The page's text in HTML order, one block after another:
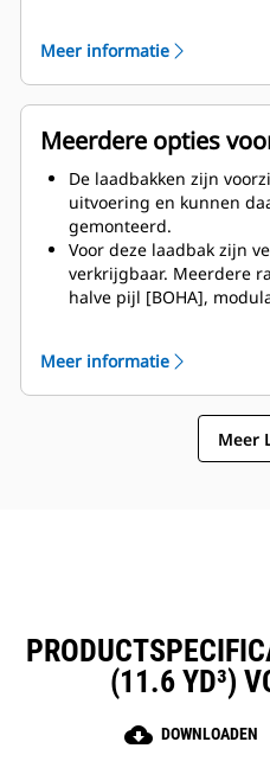
gewicht, waardoor de
verbeteren.
Cat GET biedt
concurrentievoordelen.
Meer informatie
Meerdere opties
De laadbakken zijn
uitvoering en kunnen
gemonteerd.
Voor deze laadbak zijn
verkrijgbaar. Meerdere
halve pijl [BOHA],
zorgt voor vermindering
achterzijde van de
minder beschadigingen
de componenten, enz.
Caterpillar levert de
Meer informatie
Meer
(11.6 YD³)
cloud_download DOWNLOADEN